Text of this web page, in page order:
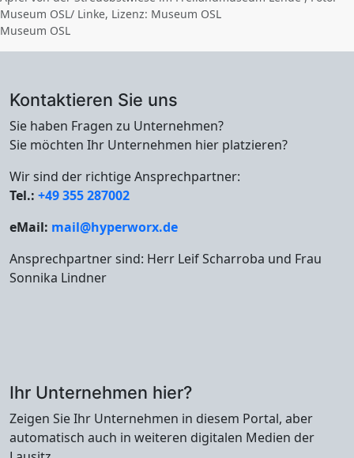
Museum OSL/ Linke, Lizenz: Museum OSL
Museum OSL
Kontaktieren Sie uns
Sie haben Fragen zu Unternehmen?
Sie möchten Ihr Unternehmen hier platzieren?
Wir sind der richtige Ansprechpartner:
Tel.: +49 355 287002
eMail: mail@hyperworx.de
Ansprechpartner sind: Herr Leif Scharroba und Frau
Sonnika Lindner
Ihr Unternehmen hier?
Zeigen Sie Ihr Unternehmen in diesem Portal, aber
automatisch auch in weiteren digitalen Medien der